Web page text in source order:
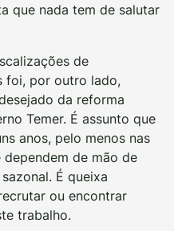
que nada tem de salutar
de
foi, por outro lado,
da reforma
Temer. É assunto que
anos, pelo menos nas
de mão de
É queixa
ou encontrar
trabalho.